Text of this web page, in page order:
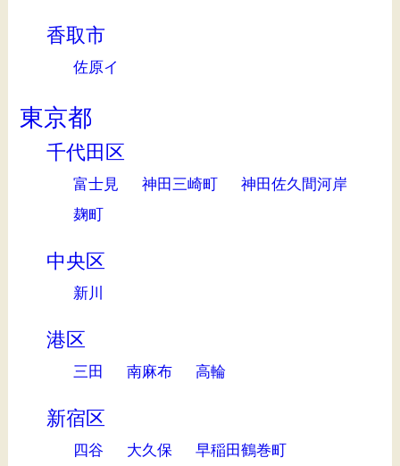
香取市
佐原イ
東京都
千代田区
富士見 神田三崎町
神田佐久間河岸
麹町
中央区
新川
港区
三田 南麻布 高輪
新宿区
四谷 大久保
早稲田鶴巻町